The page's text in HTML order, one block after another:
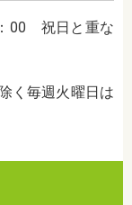
： 00 祝日と重な
く毎週火曜日は